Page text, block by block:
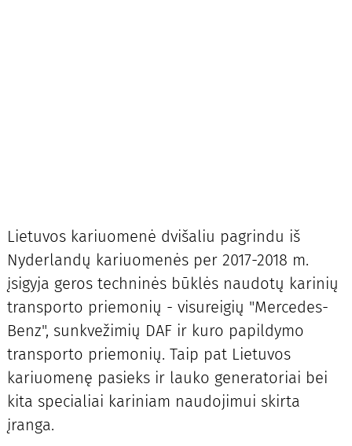
Lietuvos kariuomenė dvišaliu pagrindu iš
Nyderlandų kariuomenės per 2017-2018 m.
įsigyja geros techninės būklės naudotų karinių
transporto priemonių - visureigių "Mercedes-
Benz", sunkvežimių DAF ir kuro papildymo
transporto priemonių. Taip pat Lietuvos
kariuomenę pasieks ir lauko generatoriai bei
kita specialiai kariniam naudojimui skirta
įranga.